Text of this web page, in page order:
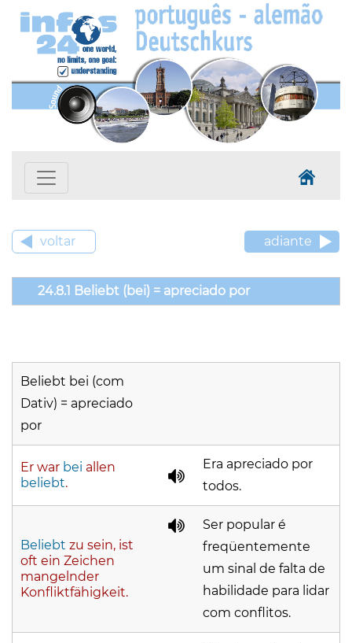
voltar adiante
24.8.1 Beliebt (bei) = apreciado por
Beliebt bei (com
Dativ) = apreciado
por
Er war bei allen
beliebt.
Era apreciado por
todos.
Beliebt zu sein, ist
oft ein Zeichen
mangelnder
Konfliktfähigkeit.
Ser popular é
freqüentemente
um sinal de falta de
habilidade para lidar
com conflitos.